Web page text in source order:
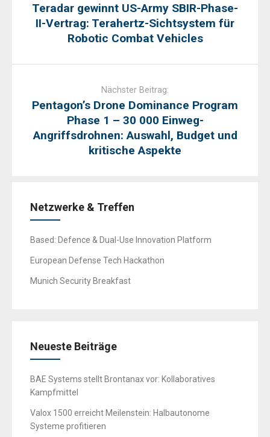
Teradar gewinnt US-Army SBIR-Phase-
II-Vertrag: Terahertz-Sichtsystem für
Robotic Combat Vehicles
Nächster Beitrag:
Pentagon’s Drone Dominance Program
Phase 1 – 30 000 Einweg-
Angriffsdrohnen: Auswahl, Budget und
kritische Aspekte
Netzwerke & Treffen
Based: Defence & Dual-Use Innovation Platform
European Defense Tech Hackathon
Munich Security Breakfast
Neueste Beiträge
BAE Systems stellt Brontanax vor: Kollaboratives
Kampfmittel
Valox 1500 erreicht Meilenstein: Halbautonome
Systeme profitieren